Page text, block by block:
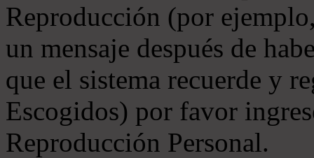
Reproducción (por
un mensaje después de
que el sistema recuerde y
Escogidos) por favor
Reproducción Personal.